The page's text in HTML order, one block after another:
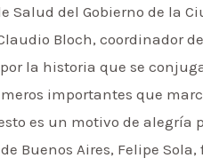
Salud del Gobierno de la
Bloch, coordinador
la historia que se
importantes que
es un motivo de alegría
Buenos Aires, Felipe